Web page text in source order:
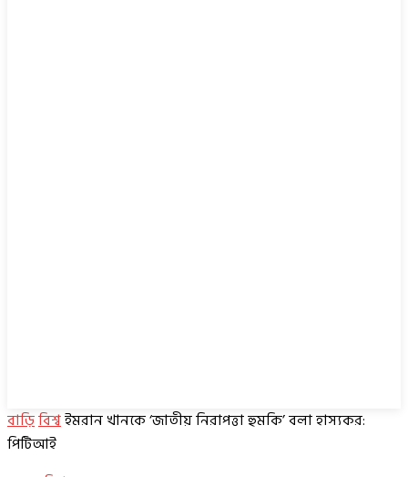
বাড়িবিশ্বইমরান খানকে ‘জাতীয় নিরাপত্তা হুমকি’ বলা হাস্যকর:
পিটিআই